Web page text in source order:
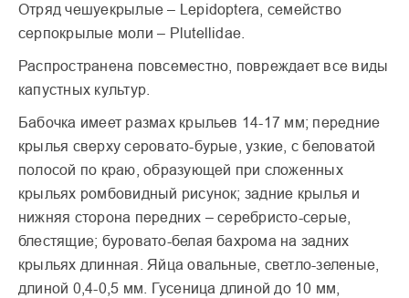
Отряд чешуекрылые – Lepidoptera, семейство
серпокрылые моли – Plutellidae.
Распространена повсеместно, повреждает все виды
капустных культур.
Бабочка имеет размах крыльев 14-17 мм; передние
крылья сверху серовато-бурые, узкие, с беловатой
полосой по краю, образующей при сложенных
крыльях ромбовидный рисунок; задние крылья и
нижняя сторона передних – серебристо-серые,
блестящие; буровато-белая бахрома на задних
крыльях длинная. Яйца овальные, светло-зеленые,
длиной 0,4-0,5 мм. Гусеница длиной до 10 мм,